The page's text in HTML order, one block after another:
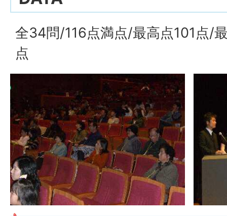
全34問/116点満点/最高点101点/
点